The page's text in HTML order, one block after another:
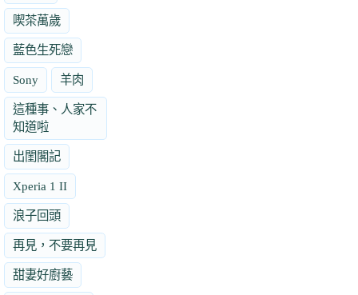
喫茶萬歲
藍色生死戀
Sony 羊肉
這種事、人家不
知道啦
出閨閣記
Xperia 1 II
浪子回頭
再見，不要再見
甜妻好廚藝